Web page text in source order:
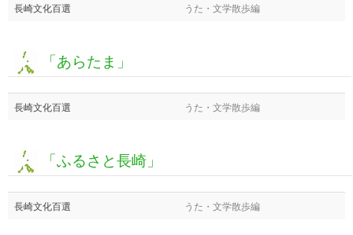
長崎文化百選 うた・文学散歩編
「あらたま」
長崎文化百選 うた・文学散歩編
「ふるさと長崎」
長崎文化百選 うた・文学散歩編